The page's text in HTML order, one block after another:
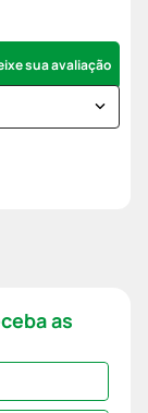
sua avaliação
as